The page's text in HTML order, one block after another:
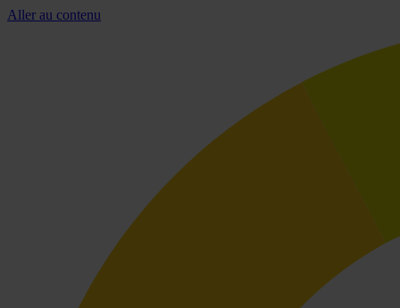
Aller au contenu